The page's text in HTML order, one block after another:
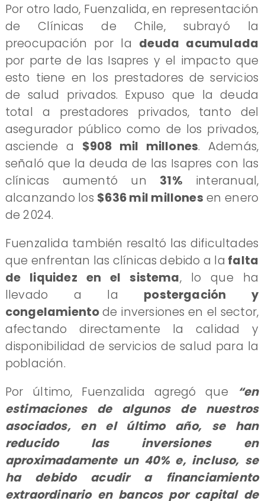
​Por otro lado, Fuenzalida, en representación
de Clínicas de Chile, subrayó la
preocupación por la deuda acumulada
por parte de las Isapres y el impacto que
esto tiene en los prestadores de servicios
de salud privados. Expuso que la deuda
total a prestadores privados, tanto del
asegurador público como de los privados,
asciende a $908 mil millones. Además,
señaló que la deuda de las Isapres con las
clínicas aumentó un 31% interanual,
alcanzando los $636 mil millones en enero
de 2024.
​Fuenzalida también resaltó las dificultades
que enfrentan las clínicas debido a la falta
de liquidez en el sistema, lo que ha
llevado a la postergación y
congelamientode inversiones en el sector,
afectando directamente la calidad y
disponibilidad de servicios de salud para la
población.
Por último, Fuenzalida agregó que
“en
estimaciones de algunos de nuestros
asociados, en el último año, se han
reducido las inversiones en
aproximadamente un 40% e, incluso, se
ha debido acudir a financiamiento
extraordinario en bancos por capital de